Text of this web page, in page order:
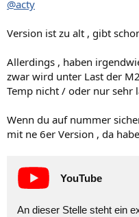
@acty
Version ist zu alt , gibt
Allerdings , haben
zwar wird unter Last der
Temp nicht / oder nur sehr
Wenn du auf nummer
mit ne 6er Version , da
YouTube
An dieser Stelle steht ein